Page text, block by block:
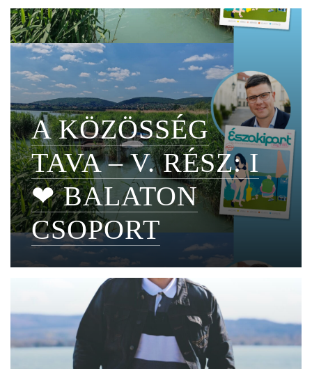
A KÖZÖSSÉG
TAVA – V. RÉSZ: I
❤ BALATON
CSOPORT